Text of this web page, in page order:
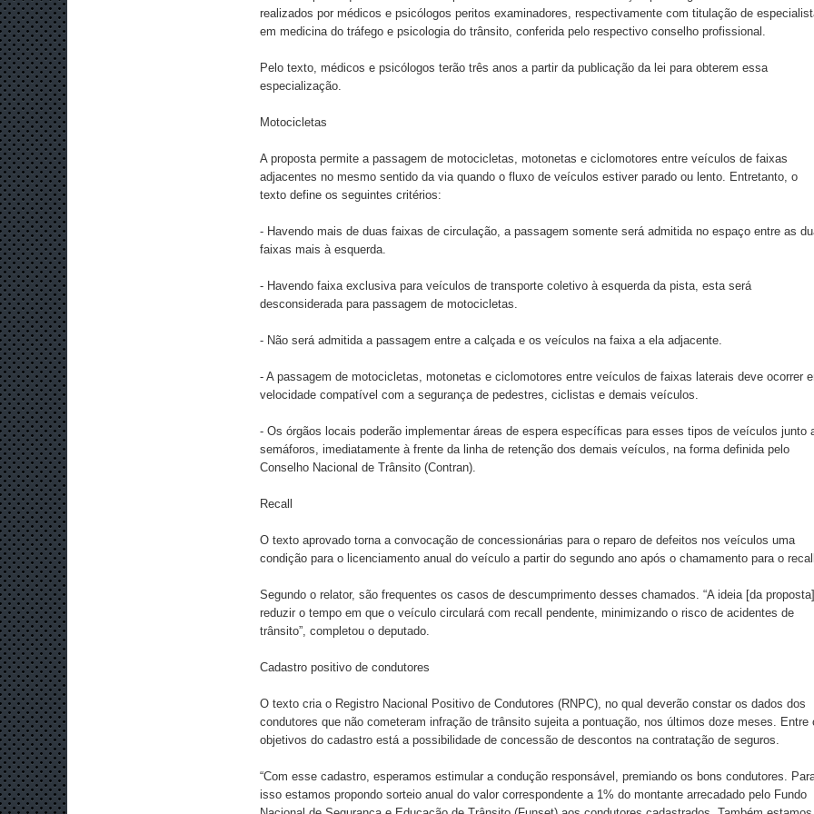
realizados por médicos e psicólogos peritos examinadores, respectivamente com titulação de
em medicina do tráfego e psicologia do trânsito, conferida pelo respectivo conselho profissional.
Pelo texto, médicos e psicólogos terão três anos a partir da publicação da lei para obterem essa
especialização.
Motocicletas
A proposta permite a passagem de motocicletas, motonetas e ciclomotores entre veículos de faixas
adjacentes no mesmo sentido da via quando o fluxo de veículos estiver parado ou lento. Entretanto, o
texto define os seguintes critérios:
- Havendo mais de duas faixas de circulação, a passagem somente será admitida no espaço entre as
faixas mais à esquerda.
- Havendo faixa exclusiva para veículos de transporte coletivo à esquerda da pista, esta será
desconsiderada para passagem de motocicletas.
- Não será admitida a passagem entre a calçada e os veículos na faixa a ela adjacente.
- A passagem de motocicletas, motonetas e ciclomotores entre veículos de faixas laterais deve ocorrer
velocidade compatível com a segurança de pedestres, ciclistas e demais veículos.
- Os órgãos locais poderão implementar áreas de espera específicas para esses tipos de veículos junto
semáforos, imediatamente à frente da linha de retenção dos demais veículos, na forma definida pelo
Conselho Nacional de Trânsito (Contran).
Recall
O texto aprovado torna a convocação de concessionárias para o reparo de defeitos nos veículos uma
condição para o licenciamento anual do veículo a partir do segundo ano após o chamamento para o recall.
Segundo o relator, são frequentes os casos de descumprimento desses chamados. “A ideia [da
reduzir o tempo em que o veículo circulará com recall pendente, minimizando o risco de acidentes de
trânsito”, completou o deputado.
Cadastro positivo de condutores
O texto cria o Registro Nacional Positivo de Condutores (RNPC), no qual deverão constar os dados dos
condutores que não cometeram infração de trânsito sujeita a pontuação, nos últimos doze meses. Entre
objetivos do cadastro está a possibilidade de concessão de descontos na contratação de seguros.
“Com esse cadastro, esperamos estimular a condução responsável, premiando os bons condutores.
isso estamos propondo sorteio anual do valor correspondente a 1% do montante arrecadado pelo Fundo